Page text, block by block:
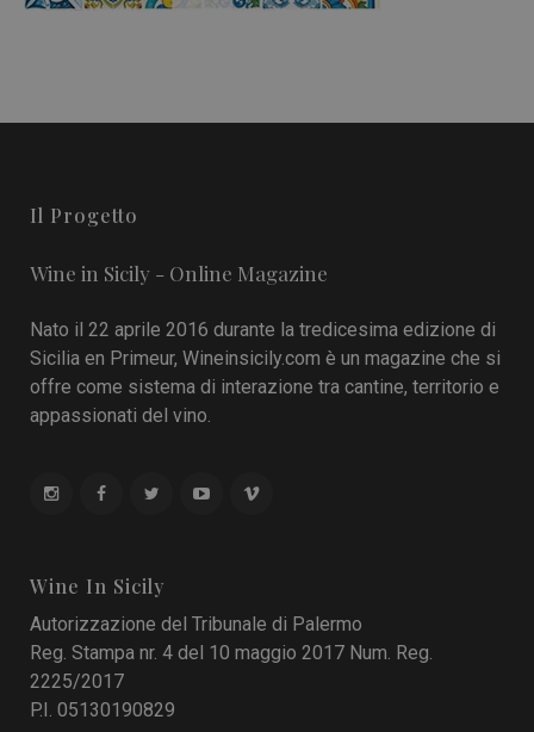
Il Progetto
Wine in Sicily - Online Magazine
Nato il 22 aprile 2016 durante la tredicesima edizione di
Sicilia en Primeur, Wineinsicily.com è un magazine che si
offre come sistema di interazione tra cantine, territorio e
appassionati del vino.
Wine In Sicily
Autorizzazione del Tribunale di Palermo
Reg. Stampa nr. 4 del 10 maggio 2017 Num. Reg.
2225/2017
P.I. 05130190829